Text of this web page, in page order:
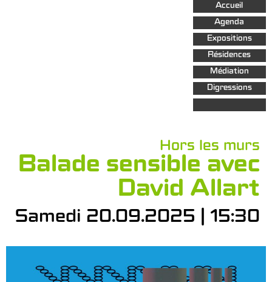
Aller au
contenu
principal
Accueil
Agenda
Expositions
Résidences
Médiation
Digressions
Hors les murs
Balade sensible avec
David Allart
Samedi 20.09.2025 | 15:30